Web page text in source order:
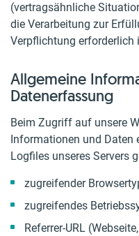
(vertragsähnliche
die Verarbeitung zur
Verpflichtung erforderlich
Allgemeine
Datenerfassung
Beim Zugriff auf unsere
Informationen und Daten
Logfiles unseres Servers
zugreifender
zugreifendes
Referrer-URL